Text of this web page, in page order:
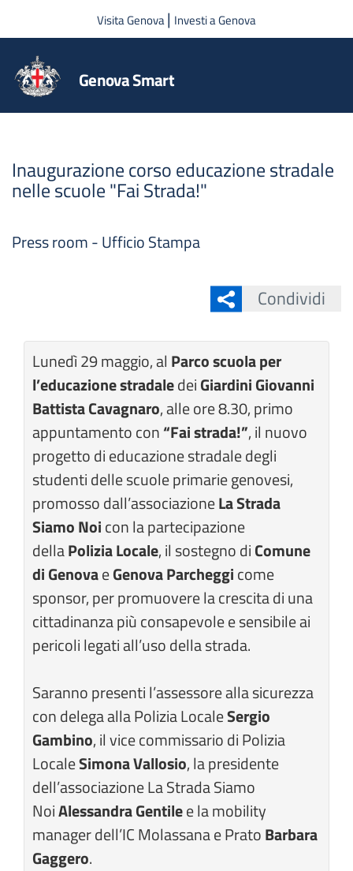
Salta al contenuto principale
Visita Genova| Investi a Genova
Genova Smart
Inaugurazione corso educazione stradale
nelle scuole "Fai Strada!"
Press room - Ufficio Stampa
Condividi
Lunedì 29 maggio, al Parco scuola per
l’educazione stradaledeiGiardini Giovanni
Battista Cavagnaro, alle ore 8.30, primo
appuntamento con“Fai strada!”, il nuovo
progetto di educazione stradale degli
studenti delle scuole primarie genovesi,
promosso dall’associazioneLa Strada
Siamo Noicon la partecipazione
dellaPolizia Locale, il sostegno diComune
di GenovaeGenova Parcheggicome
sponsor, per promuovere la crescita di una
cittadinanza più consapevole e sensibile ai
pericoli legati all’uso della strada.
Saranno presenti l’assessore alla sicurezza
con delega alla Polizia LocaleSergio
Gambino, il vice commissario di Polizia
LocaleSimona Vallosio, la presidente
dell’associazione La Strada Siamo
NoiAlessandra Gentilee la mobility
manager dell’IC Molassana e PratoBarbara
Gaggero.